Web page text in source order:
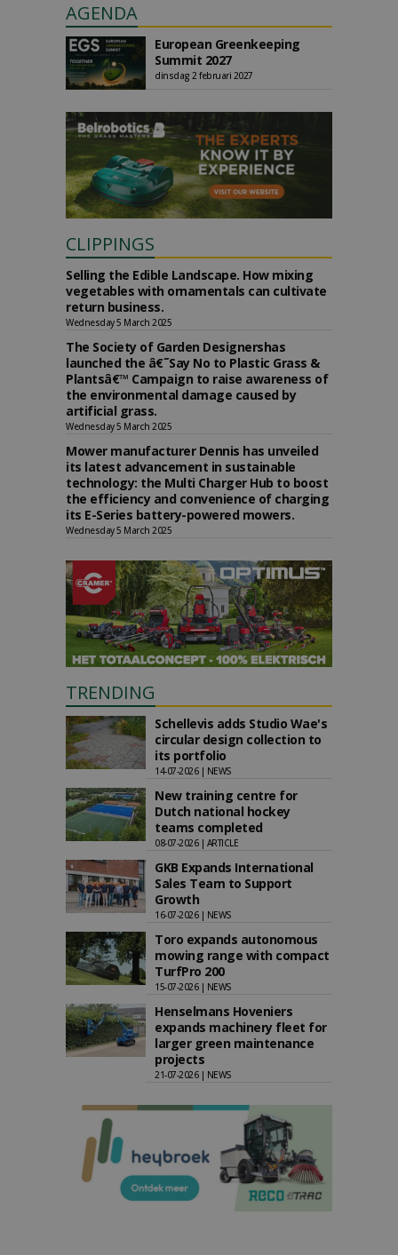
AGENDA
European Greenkeeping
Summit 2027
dinsdag 2 februari 2027
CLIPPINGS
Selling the Edible Landscape. How mixing
vegetables with ornamentals can cultivate
return business.
Wednesday 5 March 2025
The Society of Garden Designershas
launched the â€˜Say No to Plastic Grass &
Plantsâ€™ Campaign to raise awareness of
the environmental damage caused by
artificial grass.
Wednesday 5 March 2025
Mower manufacturer Dennis has unveiled
its latest advancement in sustainable
technology: the Multi Charger Hub to boost
the efficiency and convenience of charging
its E-Series battery-powered mowers.
Wednesday 5 March 2025
TRENDING
Schellevis adds Studio Wae's
circular design collection to
its portfolio
14-07-2026 | NEWS
New training centre for
Dutch national hockey
teams completed
08-07-2026 | ARTICLE
GKB Expands International
Sales Team to Support
Growth
16-07-2026 | NEWS
Toro expands autonomous
mowing range with compact
TurfPro 200
15-07-2026 | NEWS
Henselmans Hoveniers
expands machinery fleet for
larger green maintenance
projects
21-07-2026 | NEWS